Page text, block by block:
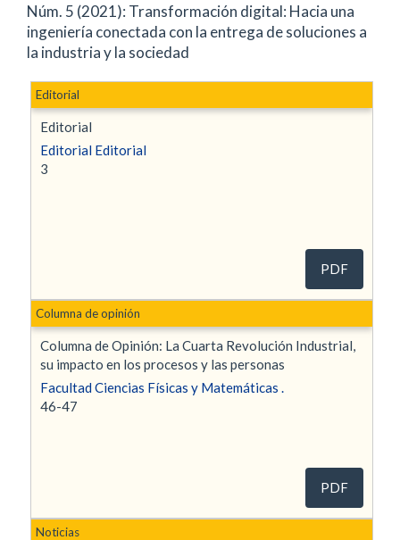
Núm. 5 (2021): Transformación digital: Hacia una
ingeniería conectada con la entrega de soluciones a
la industria y la sociedad
Editorial
Editorial Editorial
3
Editorial
PDF
Columna de Opinión: La Cuarta Revolución Industrial,
su impacto en los procesos y las personas
Facultad Ciencias Físicas y Matemáticas .
46-47
Columna de opinión
PDF
Noticias